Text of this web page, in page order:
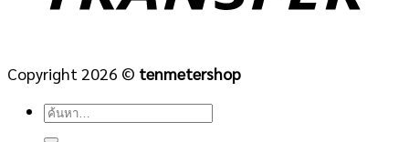
Copyright 2026 © tenmetershop
ค้นหา: